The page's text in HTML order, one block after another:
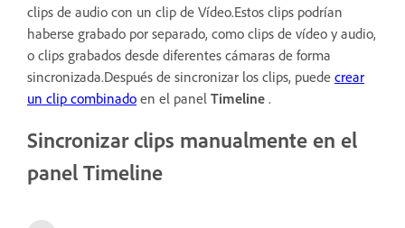
clips de audio con un clip de Vídeo.Estos clips podrían
haberse grabado por separado, como clips de vídeo y audio,
o clips grabados desde diferentes cámaras de forma
sincronizada.Después de sincronizar los clips, puede crear
un clip combinado en el panel Timeline .
Sincronizar clips manualmente en el
panel Timeline